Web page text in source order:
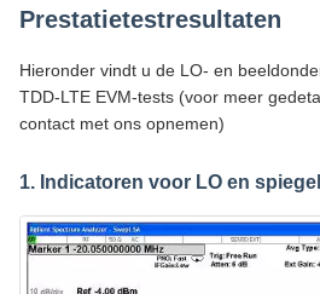
Prestatietestresultaten
Hieronder vindt u de LO- en
TDD-LTE EVM-tests (voor meer
contact met ons opnemen)
1. Indicatoren voor LO en